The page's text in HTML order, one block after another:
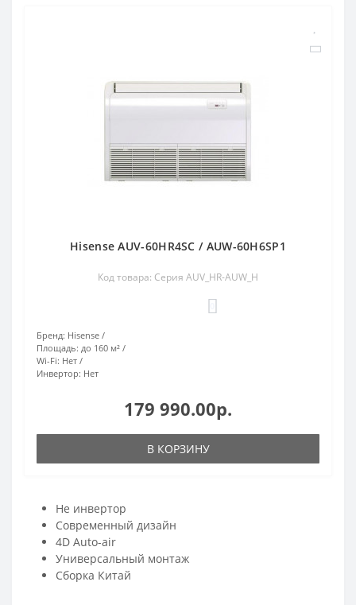
Hisense AUV-60HR4SC / AUW-60H6SP1
Код товара: Серия AUV_HR-AUW_H
Бренд: Hisense
Площадь: до 160 м²
Wi-Fi: Нет
Инвертор: Нет
179 990.00р.
В КОРЗИНУ
Не инвертор
Современный дизайн
4D Auto-air
Универсальный монтаж
Сборка Китай